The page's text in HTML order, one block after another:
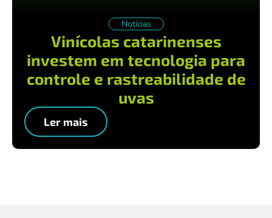
Notícias
Vinícolas catarinenses
investem em tecnologia para
controle e rastreabilidade de
uvas
Ler mais